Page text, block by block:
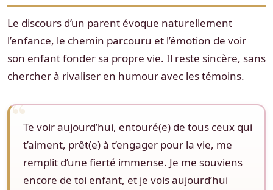
Le discours d’un parent évoque naturellement
l’enfance, le chemin parcouru et l’émotion de voir
son enfant fonder sa propre vie. Il reste sincère, sans
chercher à rivaliser en humour avec les témoins.
Te voir aujourd’hui, entouré(e) de tous ceux qui
t’aiment, prêt(e) à t’engager pour la vie, me
remplit d’une fierté immense. Je me souviens
encore de toi enfant, et je vois aujourd’hui